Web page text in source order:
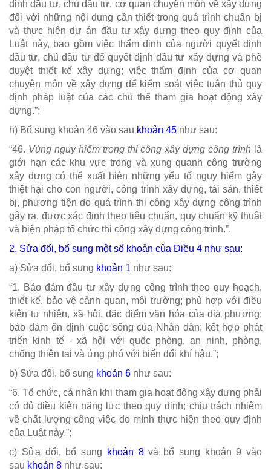
định đầu tư, chủ đầu tư, cơ quan chuyên môn về xây dựng
đối với những nội dung cần thiết trong quá trình chuẩn bị
và thực hiện dự án đầu tư xây dựng theo quy định của
Luật này, bao gồm việc thẩm định của người quyết định
đầu tư, chủ đầu tư để quyết định đầu tư xây dựng và phê
duyệt thiết kế xây dựng; việc thẩm định của cơ quan
chuyên môn về xây dựng để kiểm soát việc tuân thủ quy
định pháp luật của các chủ thể tham gia hoạt động xây
dựng.”;
h) Bổ sung khoản 46 vào sau khoản 45 như sau:
“46. Vùng nguy hiểm trong thi công xây dựng công trình là
giới hạn các khu vực trong và xung quanh công trường
xây dựng có thể xuất hiện những yếu tố nguy hiểm gây
thiệt hại cho con người, công trình xây dựng, tài sản, thiết
bị, phương tiện do quá trình thi công xây dựng công trình
gây ra, được xác định theo tiêu chuẩn, quy chuẩn kỹ thuật
và biện pháp tổ chức thi công xây dựng công trình.”.
2. Sửa đổi, bổ sung một số khoản của Điều 4 như sau:
a) Sửa đổi, bổ sung khoản 1 như sau:
“1. Bảo đảm đầu tư xây dựng công trình theo quy hoạch,
thiết kế, bảo vệ cảnh quan, môi trường; phù hợp với điều
kiện tự nhiên, xã hội, đặc điểm văn hóa của địa phương;
bảo đảm ổn định cuộc sống của Nhân dân; kết hợp phát
triển kinh tế - xã hội với quốc phòng, an ninh, phòng,
chống thiên tai và ứng phó với biến đổi khí hậu.”;
b) Sửa đổi, bổ sung khoản 6 như sau:
“6. Tổ chức, cá nhân khi tham gia hoạt động xây dựng phải
có đủ điều kiện năng lực theo quy định; chịu trách nhiệm
về chất lượng công việc do mình thực hiện theo quy định
của Luật này.”;
c) Sửa đổi, bổ sung
khoản 8và bổ sung khoản 9 vào
sau khoản 8 như sau: